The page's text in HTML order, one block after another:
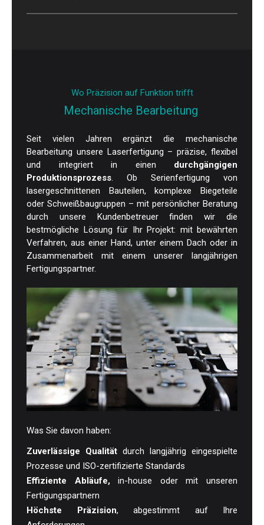
Wo Präzision auf Funktion trifft
Mechanische Bearbeitung
Seit vielen Jahren ergänzt die mechanische
Bearbeitung unsere Laserfertigung – präzise, flexibel
und integriert in einen durchgängigen
Produktionsprozess. Ob Serienfertigung von
lasergeschnittenen Bauteilen, komplexe Biegeteile
oder Schweißbaugruppen – mit persönlicher Beratung
durch unsere Kundenbetreuer finden wir die
bestmögliche Lösung für Ihr Projekt: mit bewährten
Verfahren, aus einer Hand, unter einem Dach oder in
Zusammenarbeit mit einem unserer langjährigen
Fertigungspartner.
Was Sie davon haben:
Zuverlässige Qualität durch langjährig eingespielte
Prozesse und ISO-zertifizierte Standards
Effiziente Abläufe,in-house oder mit unseren
Fertigungspartnern
Höchste Präzision, abgestimmt auf Ihre